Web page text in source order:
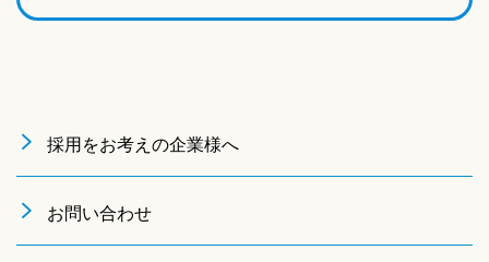
採用をお考えの企業様へ
お問い合わせ